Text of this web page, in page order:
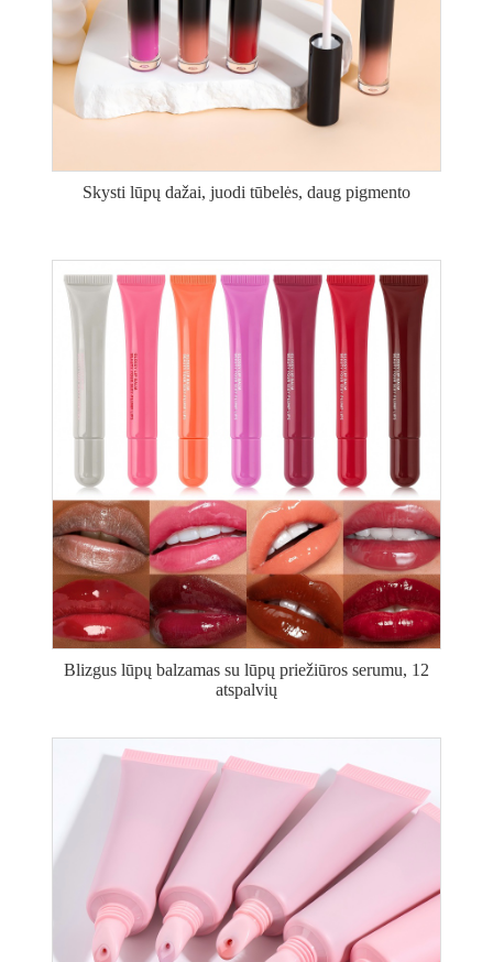
Skysti lūpų dažai, juodi tūbelės, daug pigmento
Blizgus lūpų balzamas su lūpų priežiūros serumu, 12
atspalvių